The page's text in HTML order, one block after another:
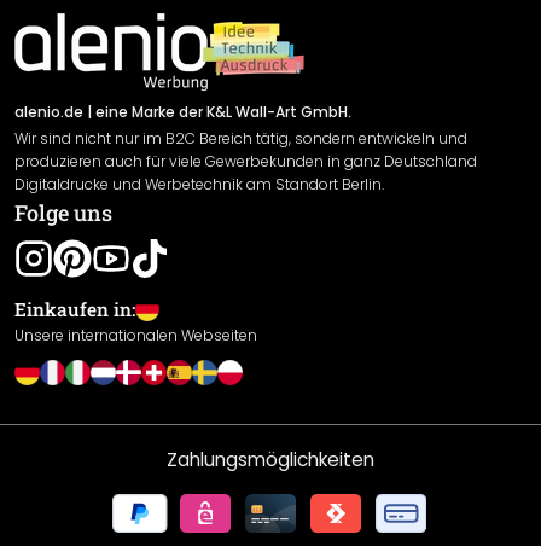
Newsletter An-/Abmeldung
Sendungsverfolgung
Impressum
Versand & Zahlung
Rücksendung
Widerrufsrecht
Datenschutzerklärung
Gewährleistung
Leistungserklärung / CE-Zeichen
Cookie Einstellungen
alenio.de | eine Marke der K&L Wall-Art GmbH.
Wir sind nicht nur im B2C Bereich tätig, sondern entwickeln und
produzieren auch für viele Gewerbekunden in ganz Deutschland
Digitaldrucke und Werbetechnik am Standort Berlin.
Folge uns
Einkaufen in:
Unsere internationalen Webseiten
Zahlungsmöglichkeiten